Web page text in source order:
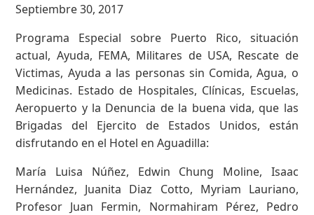
Septiembre 30, 2017
Programa Especial sobre Puerto Rico, situación
actual, Ayuda, FEMA, Militares de USA, Rescate de
Victimas, Ayuda a las personas sin Comida, Agua, o
Medicinas. Estado de Hospitales, Clínicas, Escuelas,
Aeropuerto y la Denuncia de la buena vida, que las
Brigadas del Ejercito de Estados Unidos, están
disfrutando en el Hotel en Aguadilla:
María Luisa Núñez, Edwin Chung Moline, Isaac
Hernández, Juanita Diaz Cotto, Myriam Lauriano,
Profesor Juan Fermin, Normahiram Pérez, Pedro